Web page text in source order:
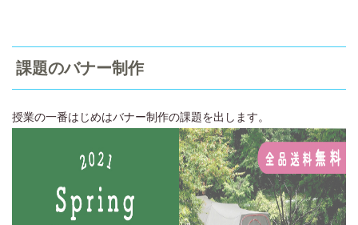
課題のバナー制作
授業の一番はじめはバナー制作の課題を出します。